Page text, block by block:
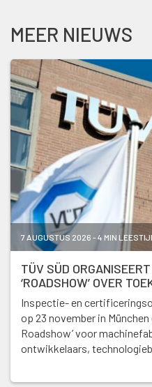
MEER NIEUWS
7 AUGUSTUS 2026 - 4 MIN
TÜV SÜD
‘ROADSHOW’ OVER
Inspectie- en
op 23 november in
Roadshow’ voor
ontwikkelaars,